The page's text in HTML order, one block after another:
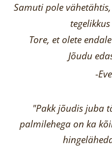
Samuti pole
Tore, et olete
Jõudu
-
"Pakk jõudis juba
palmilehega on ka